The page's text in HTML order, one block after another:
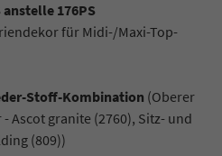
anstelle 176PS
für Midi-/Maxi-Top-
Stoff-Kombination (Oberer
Ascot granite (2760), Sitz- und
(809))